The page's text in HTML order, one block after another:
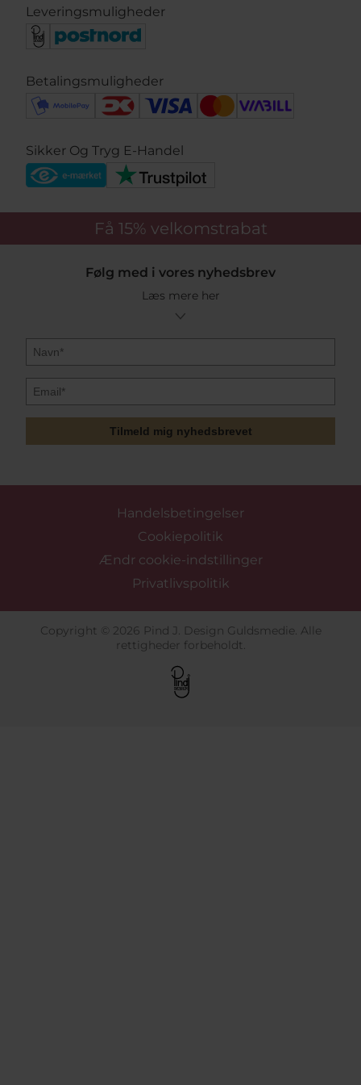
Leveringsmuligheder
Betalingsmuligheder
Sikker Og Tryg E-Handel
Få 15% velkomstrabat
Følg med i vores nyhedsbrev
Læs mere her
Tilmeld mig nyhedsbrevet
Handelsbetingelser
Cookiepolitik
Ændr cookie-indstillinger
Privatlivspolitik
Copyright © 2026 Pind J. Design Guldsmedie. Alle
rettigheder forbeholdt.